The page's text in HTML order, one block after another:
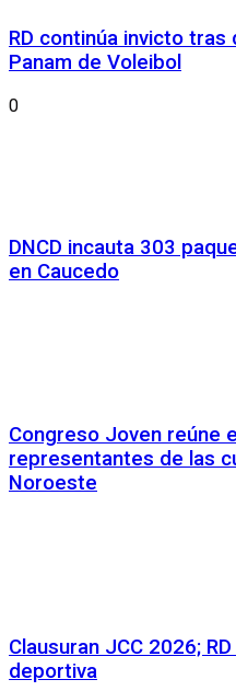
RD continúa invicto tras
Panam de Voleibol
0
DNCD incauta 303
en Caucedo
Congreso Joven reúne
representantes de las
Noroeste
Clausuran JCC 2026;
deportiva